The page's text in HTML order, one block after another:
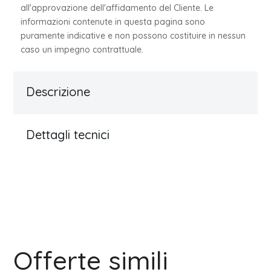
all'approvazione dell'affidamento del Cliente. Le
informazioni contenute in questa pagina sono
puramente indicative e non possono costituire in nessun
caso un impegno contrattuale.
Descrizione
Dettagli tecnici
Offerte simili